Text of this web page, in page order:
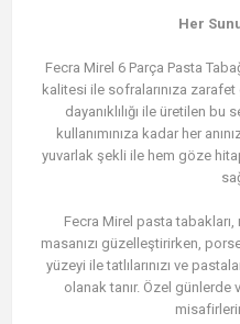
Her
Fecra Mirel 6 Parça Pasta
kalitesi ile sofralarınıza
dayanıklılığı ile üretilen
kullanımınıza kadar her
yuvarlak şekli ile hem göze
Fecra Mirel pasta tabakları,
masanızı güzelleştirirken,
yüzeyi ile tatlılarınızı ve
olanak tanır. Özel günlerde